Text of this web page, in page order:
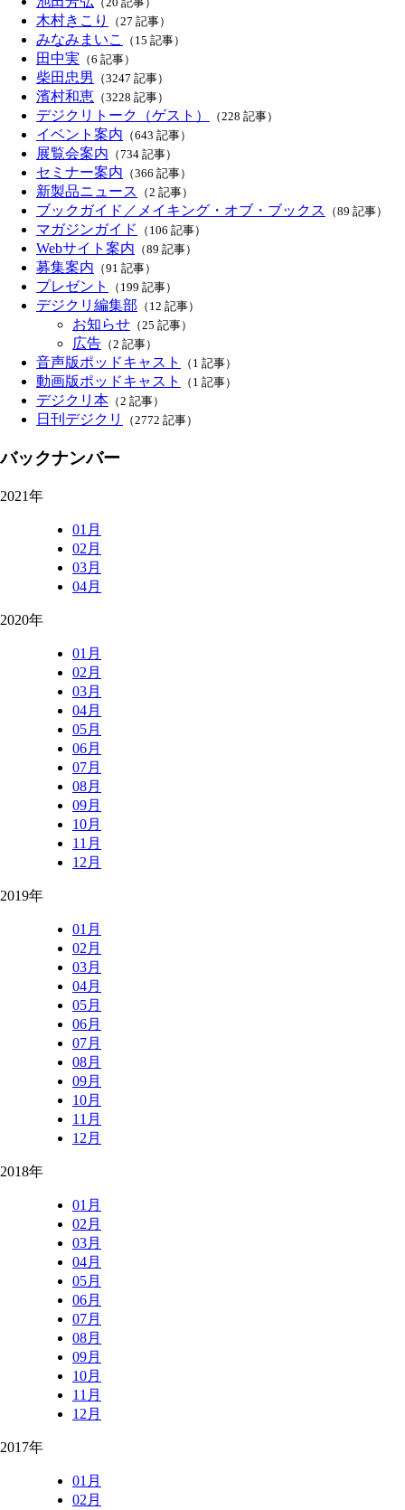
木村きこり （27 記事）
みなみまいこ （15 記事）
田中実 （6 記事）
柴田忠男 （3247 記事）
濱村和恵 （3228 記事）
デジクリトーク（ゲスト） （228 記事）
イベント案内 （643 記事）
展覧会案内 （734 記事）
セミナー案内 （366 記事）
新製品ニュース （2 記事）
ブックガイド／メイキング・オブ・ブックス （89 記事）
マガジンガイド （106 記事）
Webサイト案内 （89 記事）
募集案内 （91 記事）
プレゼント （199 記事）
デジクリ編集部 （12 記事）
お知らせ （25 記事）
広告 （2 記事）
音声版ポッドキャスト （1 記事）
動画版ポッドキャスト （1 記事）
デジクリ本 （2 記事）
日刊デジクリ （2772 記事）
バックナンバー
2021年
01月
02月
03月
04月
2020年
01月
02月
03月
04月
05月
06月
07月
08月
09月
10月
11月
12月
2019年
01月
02月
03月
04月
05月
06月
07月
08月
09月
10月
11月
12月
2018年
01月
02月
03月
04月
05月
06月
07月
08月
09月
10月
11月
12月
2017年
01月
02月